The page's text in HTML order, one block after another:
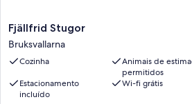
Fjällfrid
Stugor
Bruksvallarna
Fjällfrid Stugor
Bruksvallarna
Cozinha
Animais de
permitidos
Estacionamento
incluído
Wi-fi grátis